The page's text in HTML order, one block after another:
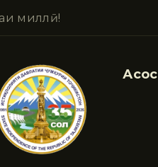
миллӣ!
Асосӣ